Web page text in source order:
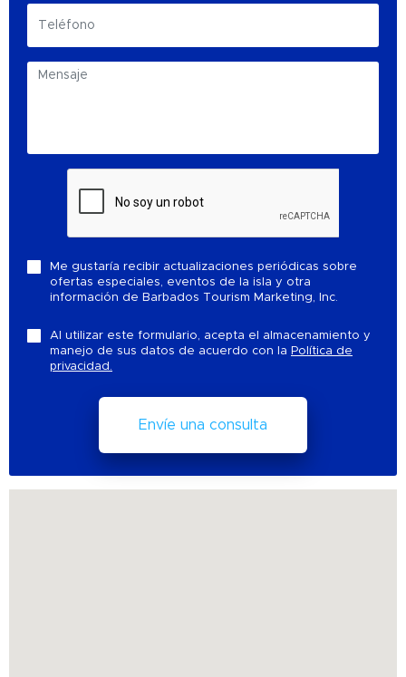
Me gustaría recibir actualizaciones periódicas sobre
ofertas especiales, eventos de la isla y otra
información de Barbados Tourism Marketing, Inc.
Al utilizar este formulario, acepta el almacenamiento y
manejo de sus datos de acuerdo con la Política de
privacidad.